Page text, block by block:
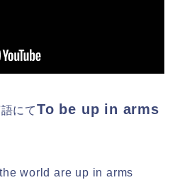
にてTo be up in arms
world are up in arms